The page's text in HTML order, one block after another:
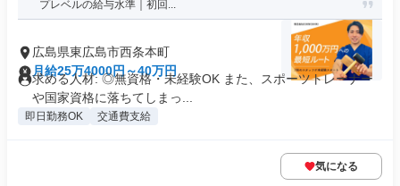
プレベルの給与水準｜初回...
広島県東広島市西条本町
月給25万4000円～40万円
求める人材: ◎無資格・未経験OK また、スポーツトレーナー
や国家資格に落ちてしまっ...
即日勤務OK 交通費支給
気になる